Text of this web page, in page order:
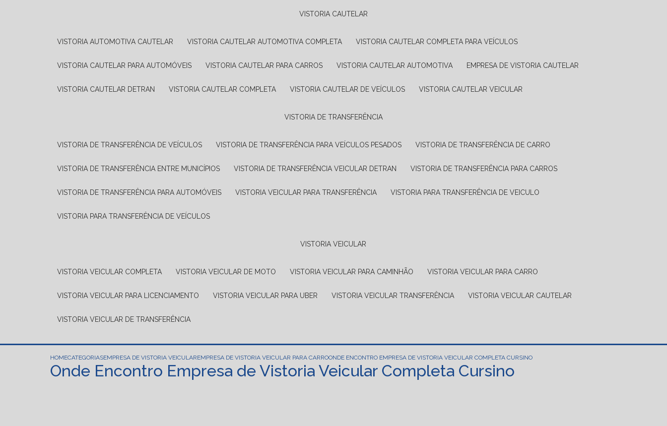
VISTORIA CAUTELAR
VISTORIA AUTOMOTIVA CAUTELAR VISTORIA CAUTELAR AUTOMOTIVA COMPLETA VISTORIA CAUTELAR COMPLETA PARA VEÍCULOS
VISTORIA CAUTELAR PARA AUTOMÓVEIS VISTORIA CAUTELAR PARA CARROS VISTORIA CAUTELAR AUTOMOTIVA EMPRESA DE VISTORIA CAUTELAR
VISTORIA CAUTELAR DETRAN VISTORIA CAUTELAR COMPLETA VISTORIA CAUTELAR DE VEÍCULOS VISTORIA CAUTELAR VEICULAR
VISTORIA DE TRANSFERÊNCIA
VISTORIA DE TRANSFERÊNCIA DE VEÍCULOS VISTORIA DE TRANSFERÊNCIA PARA VEÍCULOS PESADOS VISTORIA DE TRANSFERÊNCIA DE CARRO
VISTORIA DE TRANSFERÊNCIA ENTRE MUNICÍPIOS VISTORIA DE TRANSFERÊNCIA VEICULAR DETRAN VISTORIA DE TRANSFERÊNCIA PARA CARROS
VISTORIA DE TRANSFERÊNCIA PARA AUTOMÓVEIS VISTORIA VEICULAR PARA TRANSFERÊNCIA VISTORIA PARA TRANSFERÊNCIA DE VEICULO
VISTORIA PARA TRANSFERÊNCIA DE VEÍCULOS
VISTORIA VEICULAR
VISTORIA VEICULAR COMPLETA VISTORIA VEICULAR DE MOTO VISTORIA VEICULAR PARA CAMINHÃO VISTORIA VEICULAR PARA CARRO
VISTORIA VEICULAR PARA LICENCIAMENTO VISTORIA VEICULAR PARA UBER VISTORIA VEICULAR TRANSFERÊNCIA VISTORIA VEICULAR CAUTELAR
VISTORIA VEICULAR DE TRANSFERÊNCIA
HOMECATEGORIASEMPRESA DE VISTORIA VEICULAREMPRESA DE VISTORIA VEICULAR PARA CARROONDE ENCONTRO EMPRESA DE VISTORIA VEICULAR COMPLETA CURSINO
Onde Encontro Empresa de Vistoria Veicular Completa Cursino